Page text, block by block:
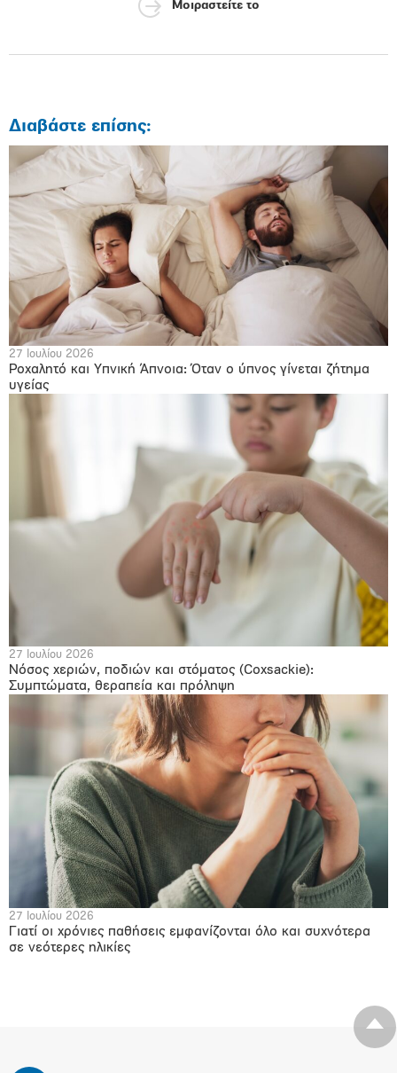
Μοιραστείτε το
Διαβάστε επίσης:
27 Ιουλίου 2026
Ροχαλητό και Υπνική Άπνοια: Όταν ο ύπνος γίνεται ζήτημα
υγείας
27 Ιουλίου 2026
Νόσος χεριών, ποδιών και στόματος (Coxsackie):
Συμπτώματα, θεραπεία και πρόληψη
27 Ιουλίου 2026
Γιατί οι χρόνιες παθήσεις εμφανίζονται όλο και συχνότερα
σε νεότερες ηλικίες